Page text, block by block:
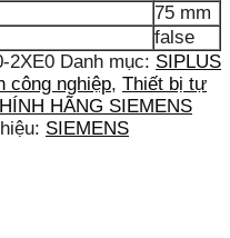
75 mm
false
2XE0 Danh mục: SIPLUS
công nghiệp, Thiết bị tự
HÃNG SIEMENS
SIEMENS